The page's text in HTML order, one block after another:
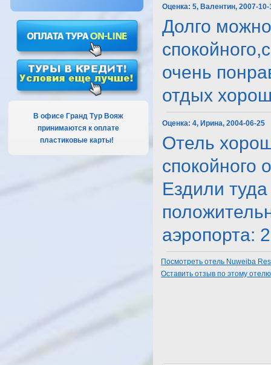
В офисе Гранд Тур Вояж
принимаются к оплате
пластиковые карты!
Оценка:5, Валентин, 2007-10-
Долго можно
очень
отдых
Оценка:4, Ирина, 2004-06-25
Отель
спокойного
Ездили
аэропорта:
Посмотреть отель Nuweiba
Оставить отзыв по этому отелю